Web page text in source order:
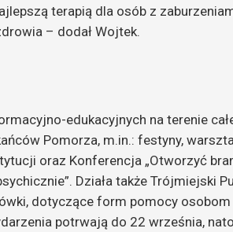
terapią dla osób z
– dodał Wojtek.
edukacyjnych na terenie
Pomorza, m.in.: festyny,
oraz Konferencja „Otworzyć
Działa także Trójmiejski
dotyczące form pomocy osobom
potrwają do 22 września,